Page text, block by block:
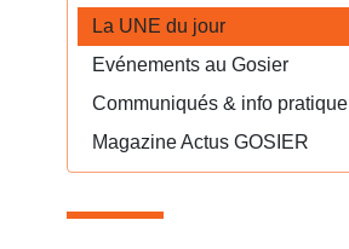
La UNE du jour
Evénements au Gosier
Communiqués & info pratique
Magazine Actus GOSIER